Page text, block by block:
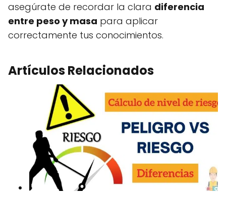
asegúrate de recordar la clara diferencia
entre peso y masa para aplicar
correctamente tus conocimientos.
Artículos Relacionados